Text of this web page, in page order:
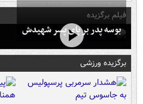
فیلم برگزیده
بوسه‌ پدر بر پای پسر شهیدش
برگزیده ورزشی